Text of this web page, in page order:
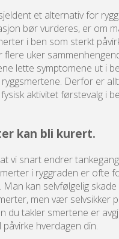
et alternativ for
bør vurderes, er om
i ben som sterkt
flere uker
lette symptomene ut i
Derfor er
aktivitet førstevalg i
kan bli kurert.
vi snart endrer
i ryggraden er ofte
Man kan selvfølgelig
men vær selvsikker
du takler smertene er
hverdagen din.